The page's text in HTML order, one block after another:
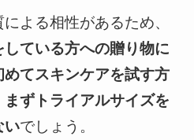
よる相性があるため、
ている方への贈り物に
てスキンケアを試す方
ずトライアルサイズを
いでしょう。